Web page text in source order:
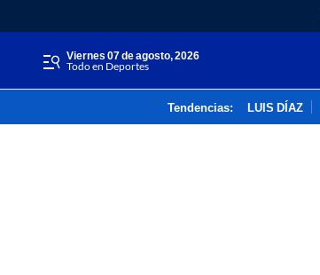
viernes 07 de agosto, 2026
Todo en Deportes
Tendencias: LUIS DÍAZ